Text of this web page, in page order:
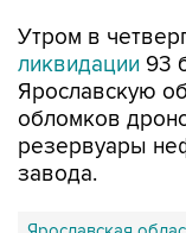
Утром в
ликвидации 93
Ярославскую
обломков
резервуары
завода.